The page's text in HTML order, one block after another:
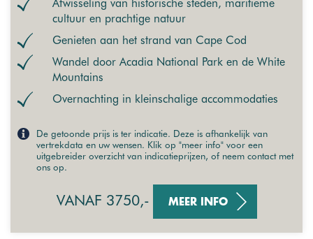
Afwisseling van historische steden, maritieme
cultuur en prachtige natuur
Genieten aan het strand van Cape Cod
Wandel door Acadia National Park en de White
Mountains
Overnachting in kleinschalige accommodaties
De getoonde prijs is ter indicatie. Deze is afhankelijk van
vertrekdata en uw wensen. Klik op "meer info" voor een
uitgebreider overzicht van indicatieprijzen, of neem contact met
ons op.
VANAF 3750,- MEER INFO